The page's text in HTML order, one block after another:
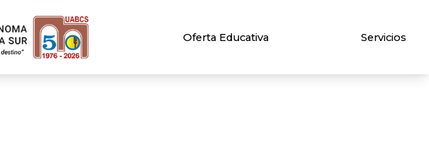
Oferta Educativa Servicios